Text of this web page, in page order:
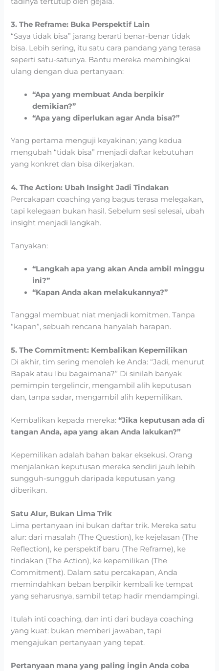
3. The Reframe: Buka Perspektif Lain
“Saya tidak bisa” jarang berarti benar-benar tidak
bisa. Lebih sering, itu satu cara pandang yang terasa
seperti satu-satunya. Bantu mereka membingkai
ulang dengan dua pertanyaan:
“Apa yang membuat Anda berpikir
demikian?”
“Apa yang diperlukan agar Anda bisa?”
Yang pertama menguji keyakinan; yang kedua
mengubah “tidak bisa” menjadi daftar kebutuhan
yang konkret dan bisa dikerjakan.
4. The Action: Ubah Insight Jadi Tindakan
Percakapan coaching yang bagus terasa melegakan,
tapi kelegaan bukan hasil. Sebelum sesi selesai, ubah
insight menjadi langkah.
Tanyakan:
“Langkah apa yang akan Anda ambil minggu
ini?”
“Kapan Anda akan melakukannya?”
Tanggal membuat niat menjadi komitmen. Tanpa
“kapan”, sebuah rencana hanyalah harapan.
5. The Commitment: Kembalikan Kepemilikan
Di akhir, tim sering menoleh ke Anda: “Jadi, menurut
Bapak atau Ibu bagaimana?” Di sinilah banyak
pemimpin tergelincir, mengambil alih keputusan
dan, tanpa sadar, mengambil alih kepemilikan.
Kembalikan kepada mereka:“Jika keputusan ada di
tangan Anda, apa yang akan Anda lakukan?”
Kepemilikan adalah bahan bakar eksekusi. Orang
menjalankan keputusan mereka sendiri jauh lebih
sungguh-sungguh daripada keputusan yang
diberikan.
Satu Alur, Bukan Lima Trik
Lima pertanyaan ini bukan daftar trik. Mereka satu
alur: dari masalah (The Question), ke kejelasan (The
Reflection), ke perspektif baru (The Reframe), ke
tindakan (The Action), ke kepemilikan (The
Commitment). Dalam satu percakapan, Anda
memindahkan beban berpikir kembali ke tempat
yang seharusnya, sambil tetap hadir mendampingi.
Itulah inti coaching, dan inti dari budaya coaching
yang kuat: bukan memberi jawaban, tapi
mengajukan pertanyaan yang tepat.
Pertanyaan mana yang paling ingin Anda coba